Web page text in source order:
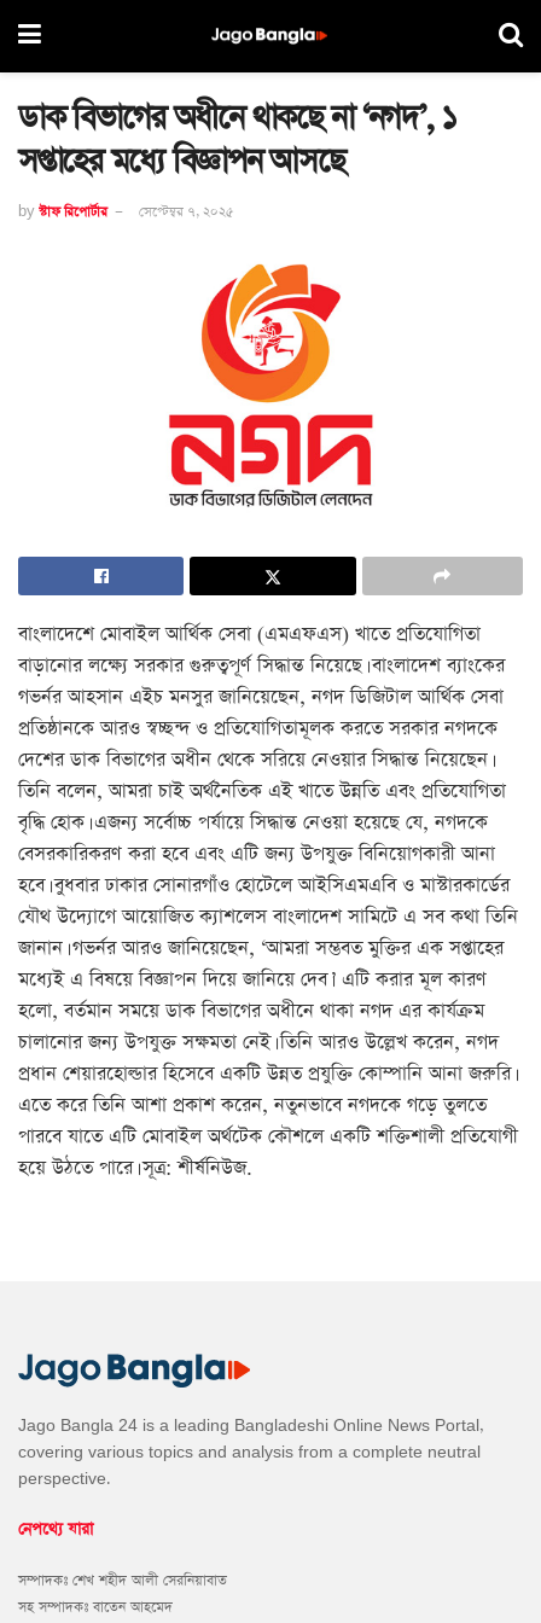
ডাক বিভাগের অধীনে থাকছে না ‘নগদ’, ১
সপ্তাহের মধ্যে বিজ্ঞাপন আসছে
by স্টাফ রিপোর্টার সেপ্টেম্বর ৭, ২০২৫
বাংলাদেশে মোবাইল আর্থিক সেবা (এমএফএস) খাতে প্রতিযোগিতা
বাড়ানোর লক্ষ্যে সরকার গুরুত্বপূর্ণ সিদ্ধান্ত নিয়েছে। বাংলাদেশ ব্যাংকের
গভর্নর আহসান এইচ মনসুর জানিয়েছেন, নগদ ডিজিটাল আর্থিক সেবা
প্রতিষ্ঠানকে আরও স্বচ্ছন্দ ও প্রতিযোগিতামূলক করতে সরকার নগদকে
দেশের ডাক বিভাগের অধীন থেকে সরিয়ে নেওয়ার সিদ্ধান্ত নিয়েছেন।
তিনি বলেন, আমরা চাই অর্থনৈতিক এই খাতে উন্নতি এবং প্রতিযোগিতা
বৃদ্ধি হোক। এজন্য সর্বোচ্চ পর্যায়ে সিদ্ধান্ত নেওয়া হয়েছে যে, নগদকে
বেসরকারিকরণ করা হবে এবং এটি জন্য উপযুক্ত বিনিয়োগকারী আনা
হবে। বুধবার ঢাকার সোনারগাঁও হোটেলে আইসিএমএবি ও মাস্টারকার্ডের
যৌথ উদ্যোগে আয়োজিত ক্যাশলেস বাংলাদেশ সামিটে এ সব কথা তিনি
জানান। গভর্নর আরও জানিয়েছেন, ‘আমরা সম্ভবত মুক্তির এক সপ্তাহের
মধ্যেই এ বিষয়ে বিজ্ঞাপন দিয়ে জানিয়ে দেব।’ এটি করার মূল কারণ
হলো, বর্তমান সময়ে ডাক বিভাগের অধীনে থাকা নগদ এর কার্যক্রম
চালানোর জন্য উপযুক্ত সক্ষমতা নেই। তিনি আরও উল্লেখ করেন, নগদ
প্রধান শেয়ারহোল্ডার হিসেবে একটি উন্নত প্রযুক্তি কোম্পানি আনা জরুরি।
এতে করে তিনি আশা প্রকাশ করেন, নতুনভাবে নগদকে গড়ে তুলতে
পারবে যাতে এটি মোবাইল অর্থটেক কৌশলে একটি শক্তিশালী প্রতিযোগী
হয়ে উঠতে পারে। সূত্র: শীর্ষনিউজ.
Jago Bangla 24 is a leading Bangladeshi Online News Portal,
covering various topics and analysis from a complete neutral
perspective.
নেপথ্যে যারা
সম্পাদকঃ শেখ শহীদ আলী সেরনিয়াবাত
সহ সম্পাদকঃ বাতেন আহমেদ